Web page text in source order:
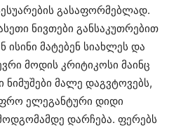
გასაფორმებლად.
ნივთები განსაკუთრებით
მატებენ სიახლეს და
მოდის კრიტიკოსი მაინც
მალე დაგვტოვებს,
ელეგანტური დიდი
დარჩება. ფერებს